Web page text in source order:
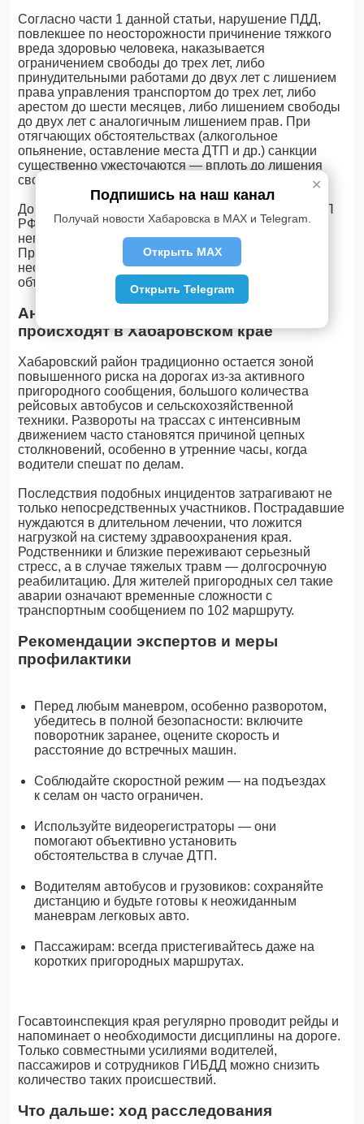
Согласно части 1 данной статьи, нарушение ПДД,
повлекшее по неосторожности причинение тяжкого
вреда здоровью человека, наказывается
ограничением свободы до трех лет, либо
принудительными работами до двух лет с лишением
права управления транспортом до трех лет, либо
арестом до шести месяцев, либо лишением свободы
до двух лет с аналогичным лишением прав. При
отягчающих обстоятельствах (алкогольное
опьянение, оставление места ДТП и др.) санкции
существенно ужесточаются — вплоть до лишения
свободы на срок до семи лет.
Дополнительно могут быть применены нормы КоАП
РФ за несоблюдение требований при развороте и
непредоставление преимущества в движении.
Прокуратура и Следственный комитет при
необходимости подключатся для полного и
объективного расследования.
Анализ ситуации: почему такие аварии
происходят в Хабаровском крае
Хабаровский район традиционно остается зоной
повышенного риска на дорогах из-за активного
пригородного сообщения, большого количества
рейсовых автобусов и сельскохозяйственной
техники. Развороты на трассах с интенсивным
движением часто становятся причиной цепных
столкновений, особенно в утренние часы, когда
водители спешат по делам.
Последствия подобных инцидентов затрагивают не
только непосредственных участников. Пострадавшие
нуждаются в длительном лечении, что ложится
нагрузкой на систему здравоохранения края.
Родственники и близкие переживают серьезный
стресс, а в случае тяжелых травм — долгосрочную
реабилитацию. Для жителей пригородных сел такие
аварии означают временные сложности с
транспортным сообщением по 102 маршруту.
Рекомендации экспертов и меры
профилактики
Перед любым маневром, особенно разворотом,
убедитесь в полной безопасности: включите
поворотник заранее, оцените скорость и
расстояние до встречных машин.
Соблюдайте скоростной режим — на подъездах
к селам он часто ограничен.
Используйте видеорегистраторы — они
помогают объективно установить
обстоятельства в случае ДТП.
Водителям автобусов и грузовиков: сохраняйте
дистанцию и будьте готовы к неожиданным
маневрам легковых авто.
Пассажирам: всегда пристегивайтесь даже на
коротких пригородных маршрутах.
Госавтоинспекция края регулярно проводит рейды и
напоминает о необходимости дисциплины на дороге.
Только совместными усилиями водителей,
пассажиров и сотрудников ГИБДД можно снизить
количество таких происшествий.
Что дальше: ход расследования
✕
Подпишись на наш канал
Получай новости Хабаровска в MAX и Telegram.
Открыть MAX
Открыть Telegram